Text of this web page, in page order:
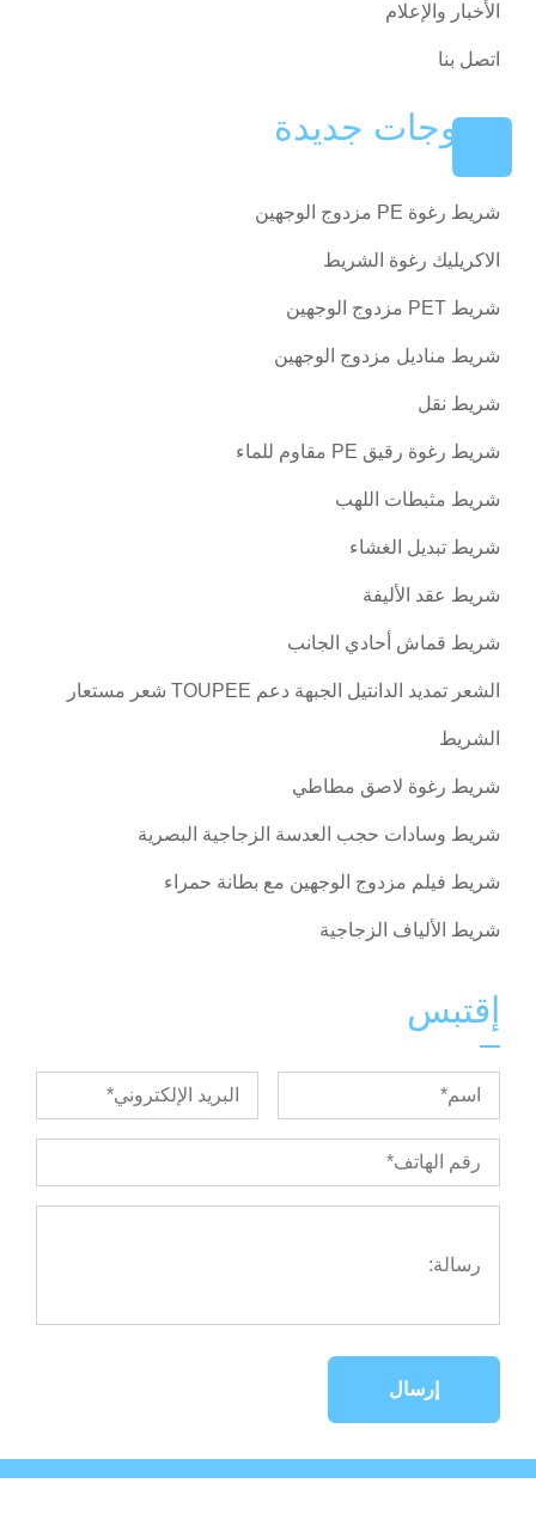
الأخبار والإعلام
اتصل بنا
منتوجات جديدة
شريط رغوة PE مزدوج الوجهين
الاكريليك رغوة الشريط
شريط PET مزدوج الوجهين
شريط مناديل مزدوج الوجهين
شريط نقل
شريط رغوة رقيق PE مقاوم للماء
شريط مثبطات اللهب
شريط تبديل الغشاء
شريط عقد الأليفة
شريط قماش أحادي الجانب
الشعر تمديد الدانتيل الجبهة دعم TOUPEE شعر مستعار
الشريط
شريط رغوة لاصق مطاطي
شريط وسادات حجب العدسة الزجاجية البصرية
شريط فيلم مزدوج الوجهين مع بطانة حمراء
شريط الألياف الزجاجية
إقتبس
إرسال